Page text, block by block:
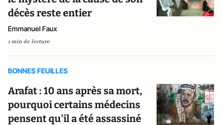
décès reste entier
Emmanuel Faux
1 min de lecture
BONNES FEUILLES
Arafat : 10 ans après sa mort,
pourquoi certains médecins
pensent qu'il a été assassiné